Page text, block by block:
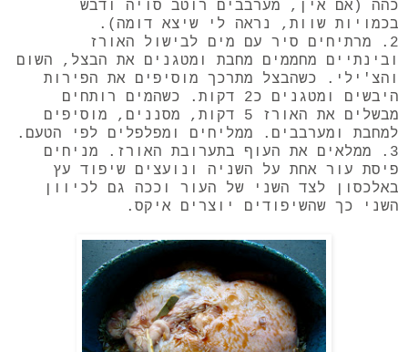
כהה (אם אין, מערבבים רוטב סויה ודבש
בכמויות שוות, נראה לי שיצא דומה).
2. מרתיחים סיר עם מים לבישול האורז
ובינתיים מחממים מחבת ומטגנים את הבצל, השום
והצ'ילי. כשהבצל מתרכך מוסיפים את הפירות
היבשים ומטגנים כ2 דקות. כשהמים רותחים
מבשלים את האורז 5 דקות, מסננים, מוסיפים
למחבת ומערבבים. ממליחים ומפלפלים לפי הטעם.
3. ממלאים את העוף בתערובת האורז. מניחים
פיסת עור אחת על השניה ונועצים שיפוד עץ
באלכסון לצד השני של העור וככה גם לכיוון
השני כך שהשיפודים יוצרים איקס.